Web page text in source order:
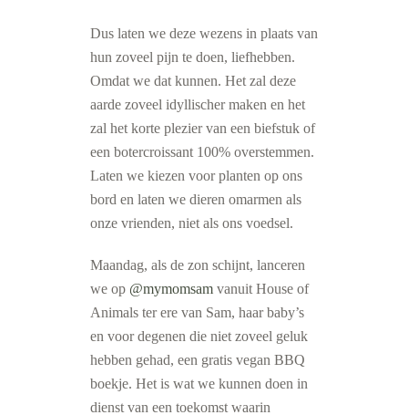
Dus laten we deze wezens in plaats van
hun zoveel pijn te doen, liefhebben.
Omdat we dat kunnen. Het zal deze
aarde zoveel idyllischer maken en het
zal het korte plezier van een biefstuk of
een botercroissant 100% overstemmen.
Laten we kiezen voor planten op ons
bord en laten we dieren omarmen als
onze vrienden, niet als ons voedsel.
Maandag, als de zon schijnt, lanceren
we op @mymomsam vanuit House of
Animals ter ere van Sam, haar baby’s
en voor degenen die niet zoveel geluk
hebben gehad, een gratis vegan BBQ
boekje. Het is wat we kunnen doen in
dienst van een toekomst waarin